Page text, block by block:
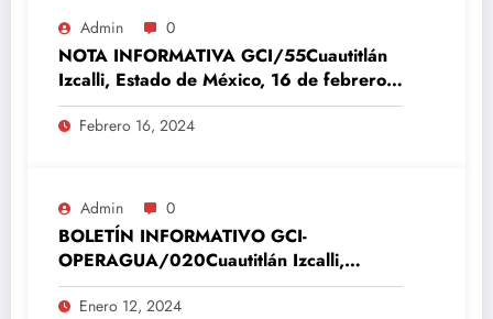
Admin 0
NOTA INFORMATIVA GCI/55Cuautitlán
Izcalli, Estado de México, 16 de febrero
del 2024
Febrero 16, 2024
Admin 0
BOLETÍN INFORMATIVO GCI-
OPERAGUA/020Cuautitlán Izcalli,
Estado de México, 12 de enero del 2024
Enero 12, 2024